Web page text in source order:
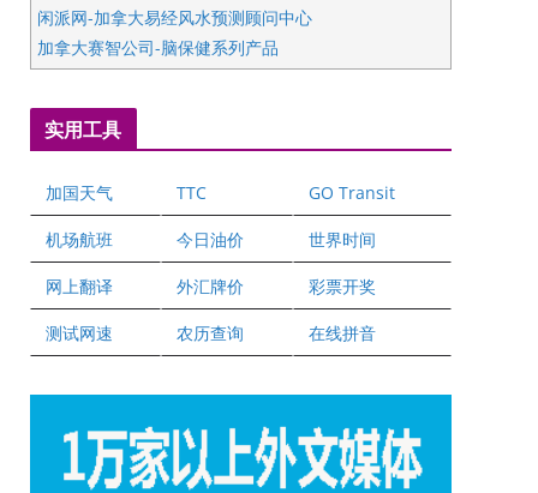
闲派网-加拿大易经风水预测顾问中心
加拿大赛智公司-脑保健系列产品
五星国艺拍卖及评估公司
国际注册执业营养师公会
爱德华连锁酒店万锦分店
健健宝公司
二十一世纪美联地产公司
全球趋势移民留学
盛达资本
正点印艺设计
实用工具
加国天气 TTC GO Transit
机场航班 今日油价 世界时间
网上翻译 外汇牌价 彩票开奖
测试网速 农历查询 在线拼音